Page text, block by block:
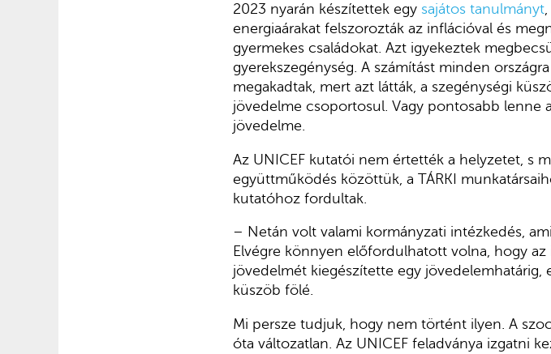
2023 nyarán készítettek egy sajátos tanulmányt
energiaárakat felszorozták az inflációval és
gyermekes családokat. Azt igyekeztek
gyerekszegénység. A számítást minden
megakadtak, mert azt látták, a szegénységi
jövedelme csoportosul. Vagy pontosabb lenne
jövedelme.
Az UNICEF kutatói nem értették a helyzetet, s
együttműködés közöttük, a TÁRKI
kutatóhoz fordultak.
– Netán volt valami kormányzati intézkedés,
Elvégre könnyen előfordulhatott volna, hogy az
jövedelmét kiegészítette egy
küszöb fölé.
Mi persze tudjuk, hogy nem történt ilyen. A
óta változatlan. Az UNICEF feladványa izgatni